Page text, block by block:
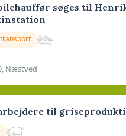
søges til
Næstved
til